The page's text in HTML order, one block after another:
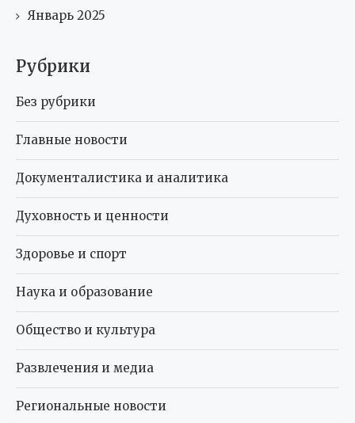
Январь 2025
Рубрики
Без рубрики
Главные новости
Документалистика и аналитика
Духовность и ценности
Здоровье и спорт
Наука и образование
Общество и культура
Развлечения и медиа
Региональные новости